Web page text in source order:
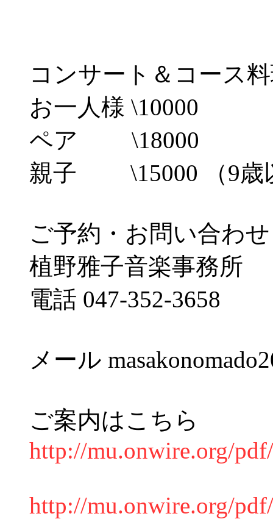
コンサート＆コース
お一人様 \10000
ペア \18000
親子 \15000 （9歳
ご予約・お問い合わせ
植野雅子音楽事務所
電話 047-352-3658
メール
ご案内はこちら
http://mu.onwire.org/
http://mu.onwire.org/